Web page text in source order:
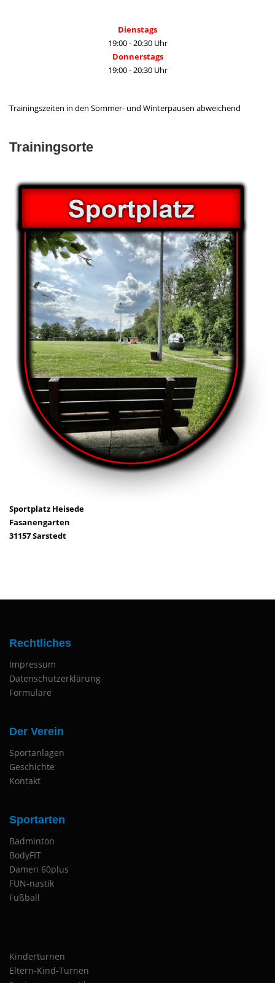
Dienstags
19:00 - 20:30 Uhr
Donnerstags
19:00 - 20:30 Uhr
Trainingszeiten in den Sommer- und Winterpausen abweichend
Trainingsorte
Sportplatz Heisede
Fasanengarten
31157 Sarstedt
Rechtliches
Impressum
Datenschutzerklärung
Formulare
Der Verein
Sportanlagen
Geschichte
Kontakt
Sportarten
Badminton
BodyFIT
Damen 60plus
FUN-nastik
Fußball
Kinderturnen
Eltern-Kind-Turnen